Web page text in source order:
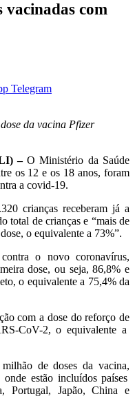
vacinadas com
Telegram
da vacina Pfizer
–O Ministério da Saúde
os 12 e os 18 anos,foram
a covid-19.
crianças receberam já a
total de criançase “mais de
, o equivalente a 73%”.
o novo coronavírus,
dose, ou seja, 86,8% e
, o equivalente a 75,4%da
com a dose do reforço de
CoV-2, o equivalente a
de doses da vacina,
onde estão incluídos países
Portugal, Japão, China e